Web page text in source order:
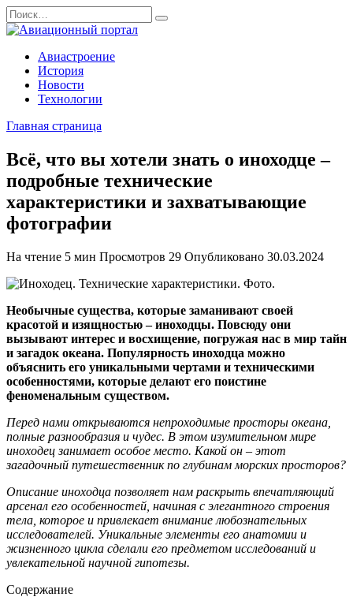
Перейти
к
содержанию
Search
for:
Авиастроение
История
Новости
Технологии
Главная страница
Всё, что вы хотели знать о иноходце –
подробные технические
характеристики и захватывающие
фотографии
На чтение 5 мин Просмотров 29 Опубликовано 30.03.2024
Необычные существа, которые заманивают своей
красотой и изящностью – иноходцы. Повсюду они
вызывают интерес и восхищение, погружая нас в мир тайн
и загадок океана. Популярность иноходца можно
объяснить его уникальными чертами и техническими
особенностями, которые делают его поистине
феноменальным существом.
Перед нами открываются непроходимые просторы океана,
полные разнообразия и чудес. В этом изумительном мире
иноходец занимает особое место. Какой он – этот
загадочный путешественник по глубинам морских просторов?
Описание иноходца позволяет нам раскрыть впечатляющий
арсенал его особенностей, начиная с элегантного строения
тела, которое и привлекает внимание любознательных
исследователей. Уникальные элементы его анатомии и
жизненного цикла сделали его предметом исследований и
увлекательной научной гипотезы.
Содержание